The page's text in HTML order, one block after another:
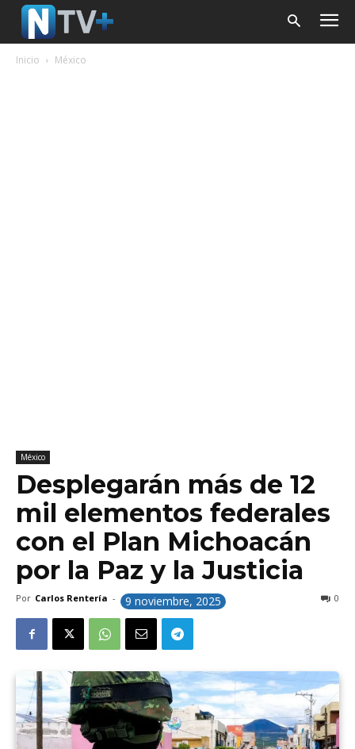
Inicio México
México
Desplegarán más de 12
mil elementos federales
con el Plan Michoacán
por la Paz y la Justicia
Por Carlos Rentería - 9 noviembre, 2025 0